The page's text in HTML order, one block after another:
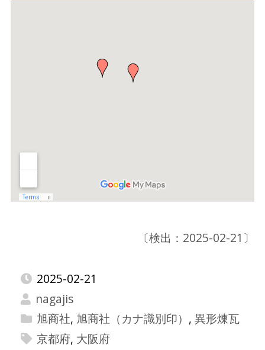
〔検出：2025-02-21〕
2025-02-21
nagajis
旭商社, 旭商社（カナ識別印） , 異形煉瓦
京都府, 大阪府